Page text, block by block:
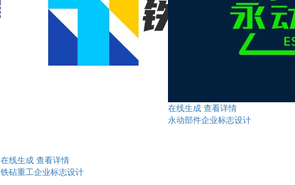
在线生成 查看详情
铁砧重工企业标志设计
在线生成 查看详情
永动部件企业标志设计